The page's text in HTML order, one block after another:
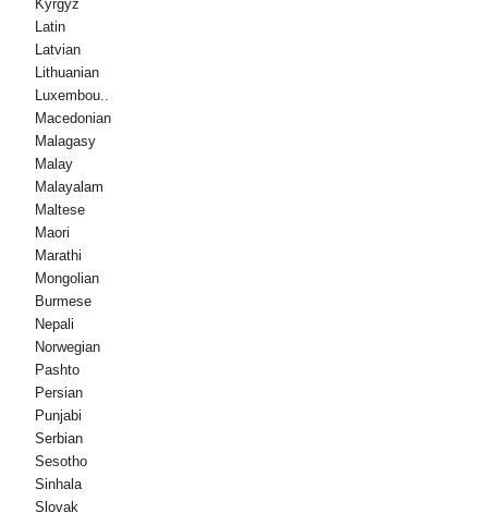
Kyrgyz
Latin
Latvian
Lithuanian
Luxembou..
Macedonian
Malagasy
Malay
Malayalam
Maltese
Maori
Marathi
Mongolian
Burmese
Nepali
Norwegian
Pashto
Persian
Punjabi
Serbian
Sesotho
Sinhala
Slovak